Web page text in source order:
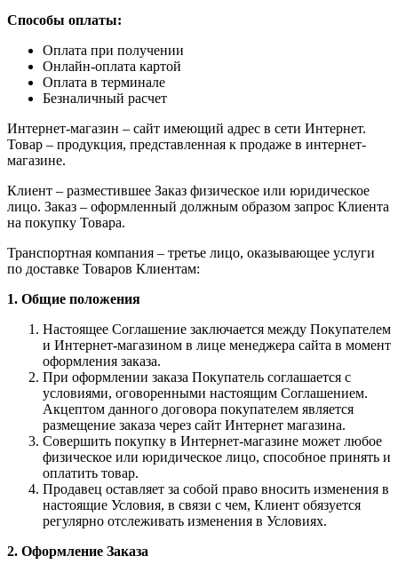
Способы оплаты:
Оплата при получении
Онлайн-оплата картой
Оплата в терминале
Безналичный расчет
Интернет-магазин – сайт имеющий адрес в сети Интернет.
Товар – продукция, представленная к продаже в интернет-
магазине.
Клиент – разместившее Заказ физическое или юридическое
лицо. Заказ – оформленный должным образом запрос Клиента
на покупку Товара.
Транспортная компания – третье лицо, оказывающее услуги
по доставке Товаров Клиентам:
1. Общие положения
Настоящее Соглашение заключается между Покупателем
и Интернет-магазином в лице менеджера сайта в момент
оформления заказа.
При оформлении заказа Покупатель соглашается с
условиями, оговоренными настоящим Соглашением.
Акцептом данного договора покупателем является
размещение заказа через сайт Интернет магазина.
Совершить покупку в Интернет-магазине может любое
физическое или юридическое лицо, способное принять и
оплатить товар.
Продавец оставляет за собой право вносить изменения в
настоящие Условия, в связи с чем, Клиент обязуется
регулярно отслеживать изменения в Условиях.
2. Оформление Заказа